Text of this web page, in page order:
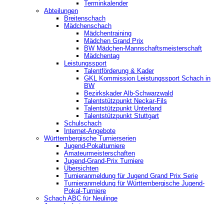
Terminkalender
Abteilungen
Breitenschach
Mädchenschach
Mädchentraining
Mädchen Grand Prix
BW Mädchen-Mannschaftsmeisterschaft
Mädchentag
Leistungssport
Talentförderung & Kader
GKL Kommission Leistungssport Schach in
BW
Bezirkskader Alb-Schwarzwald
Talentstützpunkt Neckar-Fils
Talentstützpunkt Unterland
Talentstützpunkt Stuttgart
Schulschach
Internet-Angebote
Württembergische Turnierserien
Jugend-Pokalturniere
Amateurmeisterschaften
Jugend-Grand-Prix Turniere
Übersichten
Turnieranmeldung für Jugend Grand Prix Serie
Turnieranmeldung für Württembergische Jugend-
Pokal-Turniere
Schach ABC für Neulinge